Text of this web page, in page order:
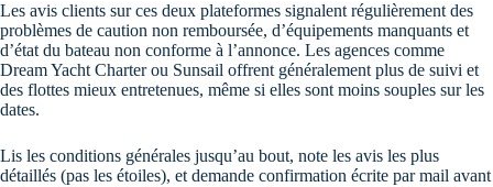
Les avis clients sur ces deux plateformes signalent régulièrement des
problèmes de caution non remboursée, d’équipements manquants et
d’état du bateau non conforme à l’annonce. Les agences comme
Dream Yacht Charter ou Sunsail offrent généralement plus de suivi et
des flottes mieux entretenues, même si elles sont moins souples sur les
dates.
Lis les conditions générales jusqu’au bout, note les avis les plus
détaillés (pas les étoiles), et demande confirmation écrite par mail avant